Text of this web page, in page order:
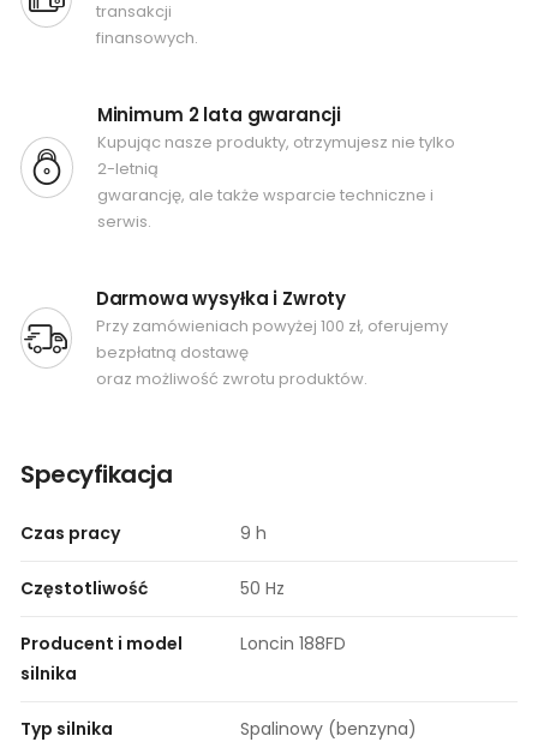
transakcji
finansowych.
Minimum 2 lata gwarancji
Kupując nasze produkty, otrzymujesz nie tylko
2-letnią
gwarancję, ale także wsparcie techniczne i
serwis.
Darmowa wysyłka i Zwroty
Przy zamówieniach powyżej 100 zł, oferujemy
bezpłatną dostawę
oraz możliwość zwrotu produktów.
Specyfikacja
Czas pracy 9 h
Częstotliwość 50 Hz
Producent i model
silnika
Loncin 188FD
Typ silnika Spalinowy (benzyna)